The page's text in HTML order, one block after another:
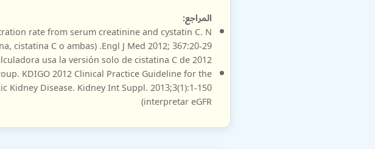
المراجع:
rate from serum creatinine and cystatin C. N
usa la versión solo de cistatina C de 2012.)
KDIGO 2012 Clinical Practice Guideline for the
interpretar eGFR)